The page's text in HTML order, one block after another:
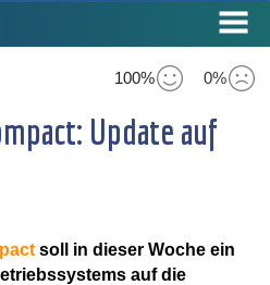
100% 0%
Update auf
soll in dieser Woche ein
auf die